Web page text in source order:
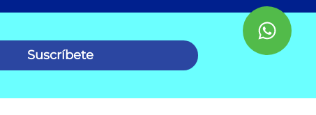
Suscríbete